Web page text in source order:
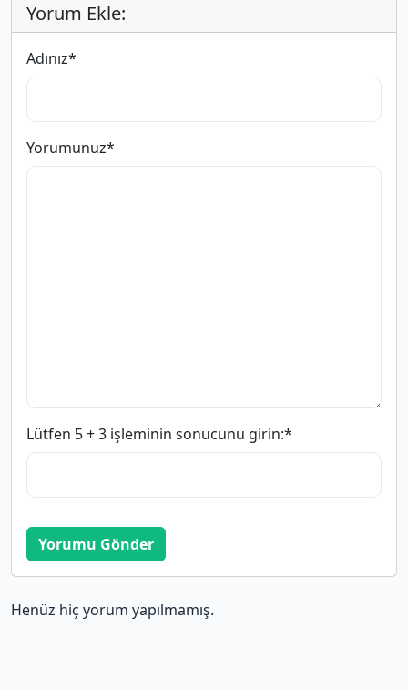
Yorum Ekle:
Adınız*
Yorumunuz*
Lütfen 5 + 3 işleminin sonucunu girin:*
Yorumu Gönder
Henüz hiç yorum yapılmamış.